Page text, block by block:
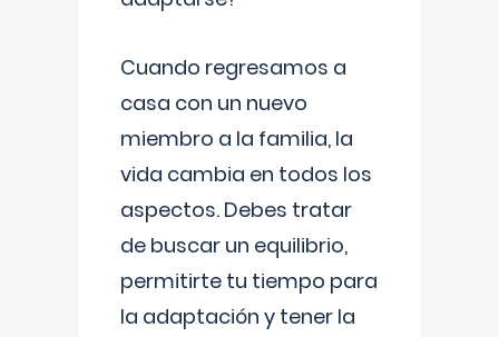
Cuando regresamos a
casa con un nuevo
miembro a la familia, la
vida cambia en todos los
aspectos. Debes tratar
de buscar un equilibrio,
permitirte tu tiempo para
la adaptación y tener la